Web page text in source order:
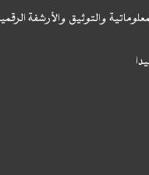
والتوثيق والأرشفة